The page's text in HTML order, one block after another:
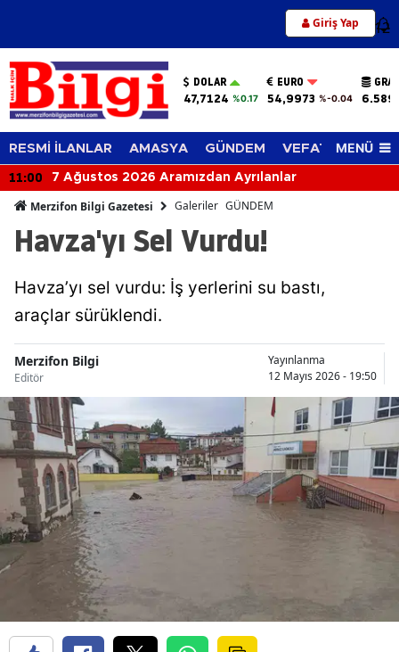
Giriş Yap 12
DOLAR
47,7124 %0.17
EURO
54,9973 %-0.04
RESMİ İLANLAR AMASYA GÜNDEM VEFAT EDENLER
MENÜ
11:00 7 Ağustos 2026 Aramızdan Ayrılanlar
Merzifon Bilgi Gazetesi Galeriler GÜNDEM
Havza'yı Sel Vurdu!
Havza’yı sel vurdu: İş yerlerini su bastı,
araçlar sürüklendi.
Merzifon Bilgi
Editör
Yayınlanma
12 Mayıs 2026 - 19:50